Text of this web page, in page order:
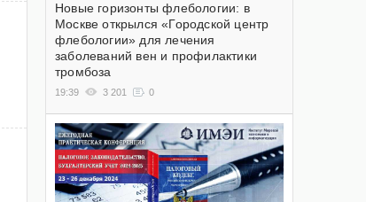
Новые горизонты флебологии: в
Москве открылся «Городской центр
флебологии» для лечения
заболеваний вен и профилактики
тромбоза
19:39 3 201 0